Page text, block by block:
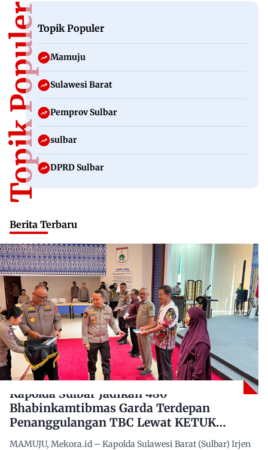
Topik PopulerTopik Populer
Mamuju
Sulawesi Barat
Pemprov Sulbar
sulbar
DPRD Sulbar
Berita Terbaru
Kapolda Sulbar Jadikan 480
Bhabinkamtibmas Garda Terdepan
Penanggulangan TBC Lewat KETUK
DOORS di 650 Desa
MAMUJU, Mekora.id – Kapolda Sulawesi Barat (Sulbar) Irjen